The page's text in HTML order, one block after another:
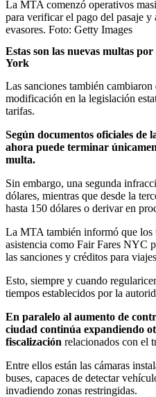
La MTA comenzó operativos
para verificar el pago del pasaje y
evasores. Foto: Getty Images
Estas son las nuevas multas
York
Las sanciones también cambiaron
modificación en la legislación
tarifas.
Según documentos oficiales
ahora puede terminar
multa.
Sin embargo, una segunda
dólares, mientras que desde la
hasta 150 dólares o derivar en
La MTA también informó que los
asistencia como Fair Fares NYC
las sanciones y créditos para
Esto, siempre y cuando
tiempos establecidos por la
En paralelo al aumento de
ciudad continúa expandiendo
fiscalización relacionados con el
Entre ellos están las cámaras
buses, capaces de detectar
invadiendo zonas restringidas.